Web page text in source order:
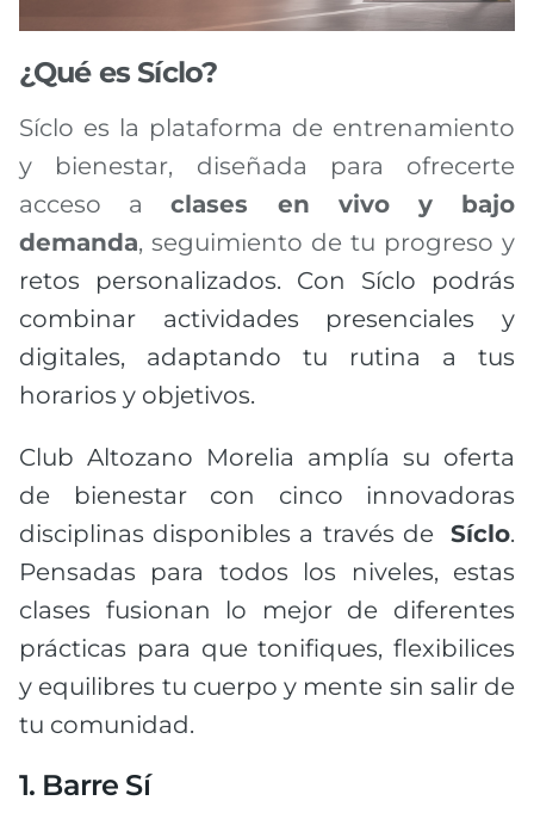
¿Qué es Síclo?
Síclo es la plataforma de entrenamiento
y bienestar, diseñada para ofrecerte
acceso aclases en vivo y bajo
demanda, seguimiento de tu progreso y
retos personalizados. Con Síclo podrás
combinar actividades presenciales y
digitales, adaptando tu rutina a tus
horarios y objetivos.
Club Altozano Morelia amplía su oferta
de bienestar con cinco innovadoras
disciplinas disponibles a través de Síclo.
Pensadas para todos los niveles, estas
clases fusionan lo mejor de diferentes
prácticas para que tonifiques, flexibilices
y equilibres tu cuerpo y mente sin salir de
tu comunidad.
1. Barre Sí